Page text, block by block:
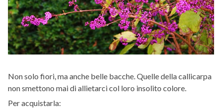
Non solo fiori, ma anche belle bacche. Quelle della callicarpa
non smettono mai di allietarci col loro insolito colore.
Per acquistarla: